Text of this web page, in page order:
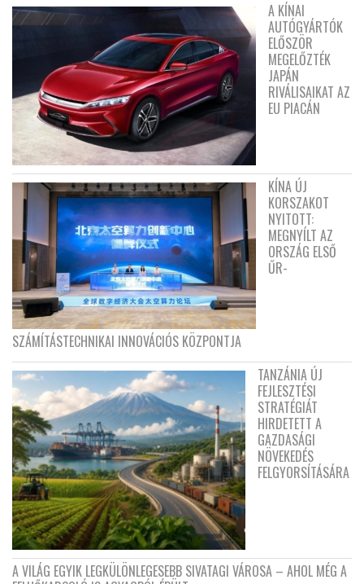
A KÍNAI
AUTÓGYÁRTÓK
ELŐSZÖR
MEGELŐZTÉK
JAPÁN
RIVÁLISAIKAT AZ
EU PIACÁN
KÍNA ÚJ
KORSZAKOT
NYITOTT:
MEGNYÍLT AZ
ORSZÁG ELSŐ
ŰR-
SZÁMÍTÁSTECHNIKAI INNOVÁCIÓS KÖZPONTJA
TANZÁNIA ÚJ
FEJLESZTÉSI
STRATÉGIÁT
HIRDETETT A
GAZDASÁGI
NÖVEKEDÉS
FELGYORSÍTÁSÁRA
A VILÁG EGYIK LEGKÜLÖNLEGESEBB SIVATAGI VÁROSA – AHOL MÉG A